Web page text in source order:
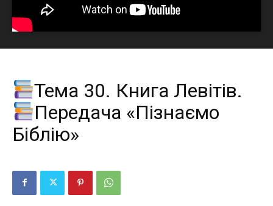
Тема 30. Книга Левітів.
Передача «Пізнаємо
Біблію»